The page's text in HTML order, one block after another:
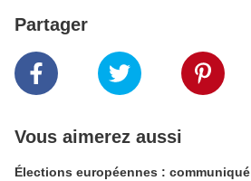
Partager
Vous aimerez aussi
Élections européennes : communiqué